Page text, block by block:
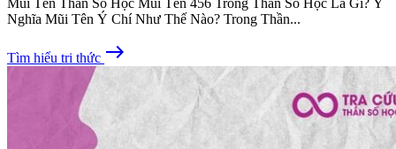
Nghĩa Mũi Tên Ý Chí Như Thế Nào? Trong Thần...
Tìm hiểu tri thức east